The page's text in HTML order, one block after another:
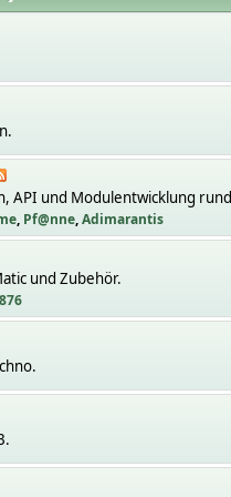
API und Modulentwicklung
, Pf@nne,Adimarantis
und Zubehör.